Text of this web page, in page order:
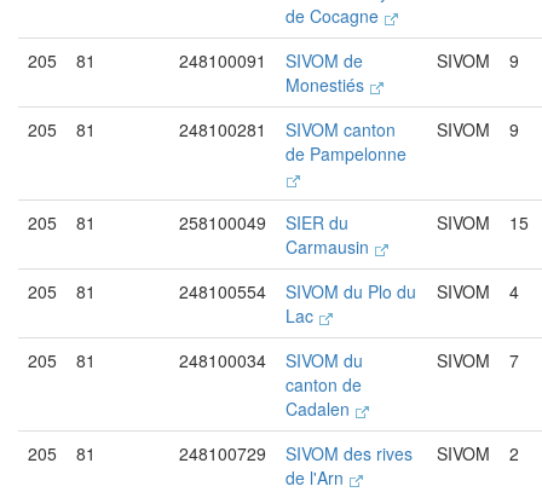
de Cocagne
205 81 248100091
SIVOM de
Monestiés
SIVOM 9
205 81 248100281
SIVOM canton
de Pampelonne
SIVOM 9
205 81 258100049
SIER du
Carmausin
SIVOM 15
205 81 248100554
SIVOM du Plo du
Lac
SIVOM 4
205 81 248100034
SIVOM du
canton de
Cadalen
SIVOM 7
205 81 248100729
SIVOM des rives
de l'Arn
SIVOM 2